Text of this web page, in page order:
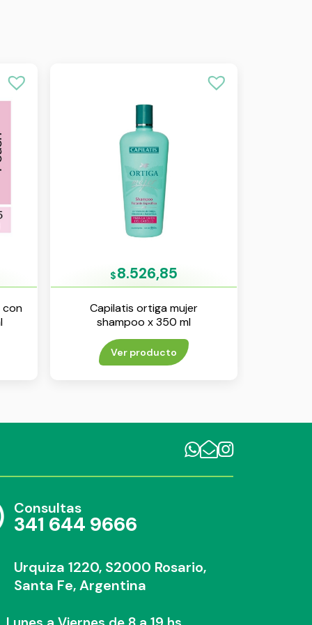
con
$8.526,85
Capilatis ortiga mujer
shampoo x 350 ml
Ver producto
Consultas
341 644 9666
Urquiza 1220, S2000 Rosario,
Santa Fe, Argentina